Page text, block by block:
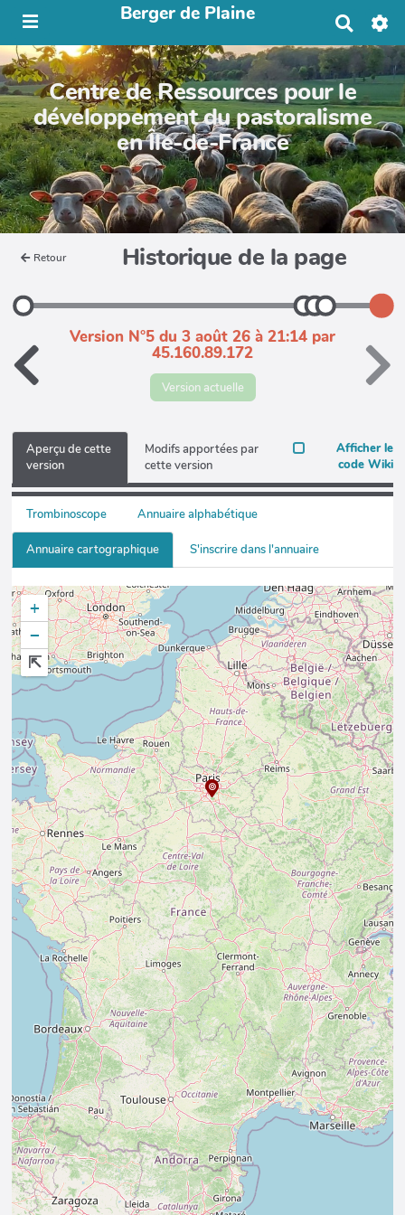
Berger de Plaine
h
e
r
c
h
e
r
Centre de Ressources pour le
développement du pastoralisme
en Île-de-France
Retour Historique de la page
Version N°5 du 3 août 26 à 21:14 par
45.160.89.172
Version actuelle
Aperçu de cette
version
Modifs apportées par
cette version
Afficher le
code Wiki